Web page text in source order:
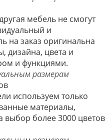
мебель не смогут
и
на заказ оригинальна
дизайна, цвета и
и функциями.
используем только
материалы,
выбор более 3000 цветов